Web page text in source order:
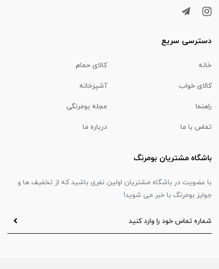
دسترسی سریع
خانه کالای حمام
کالای خواب آشپزخانه
راهنما مجله بومرنگی
تماس با ما درباره ما
باشگاه مشتریان بومرنگ
با عضویت در باشگاه مشتریان اولین نفری باشید که از تخفیف ها و
جوایز بومرنگ با خبر می شوید!